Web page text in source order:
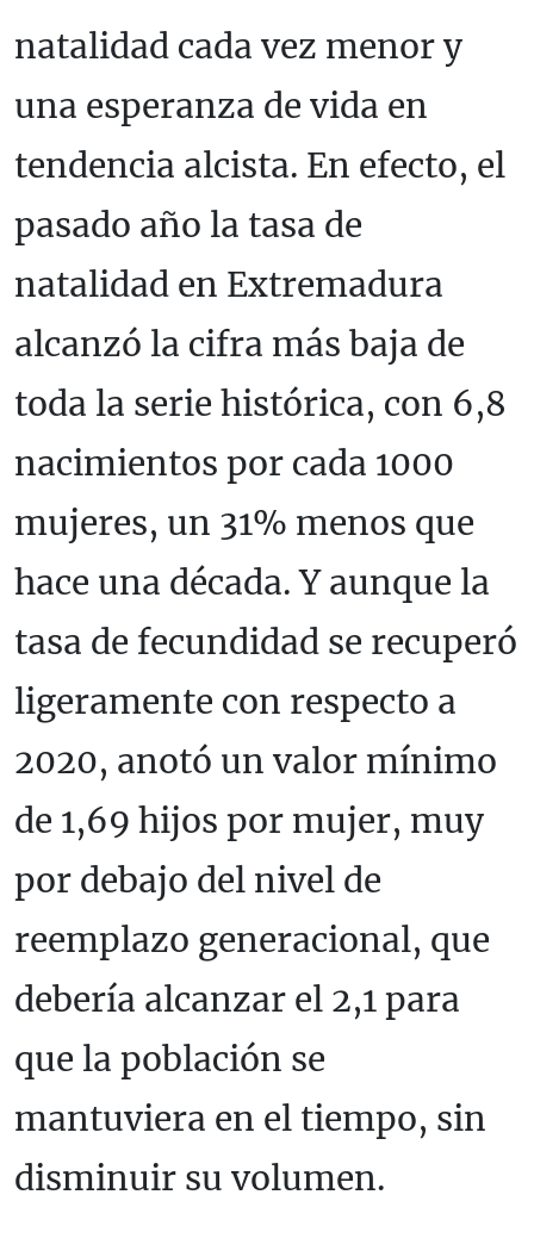
natalidad cada vez menor y
una esperanza de vida en
tendencia alcista. En efecto, el
pasado año la tasa de
natalidad en Extremadura
alcanzó la cifra más baja de
toda la serie histórica, con 6,8
nacimientos por cada 1000
mujeres, un 31% menos que
hace una década. Y aunque la
tasa de fecundidad se recuperó
ligeramente con respecto a
2020, anotó un valor mínimo
de 1,69 hijos por mujer, muy
por debajo del nivel de
reemplazo generacional, que
debería alcanzar el 2,1 para
que la población se
mantuviera en el tiempo, sin
disminuir su volumen.